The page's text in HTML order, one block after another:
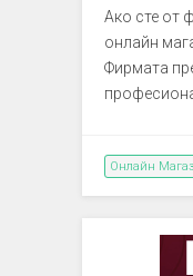
Ако сте от
онлайн
Фирмата
Онлайн